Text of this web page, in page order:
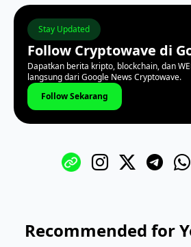
Stay Updated
Follow Cryptowave di
Dapatkan berita kripto, blockchain, dan
langsung dari Google News Cryptowave.
Follow Sekarang
Recommended for